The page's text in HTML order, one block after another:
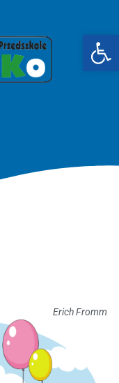
Erich Fromm